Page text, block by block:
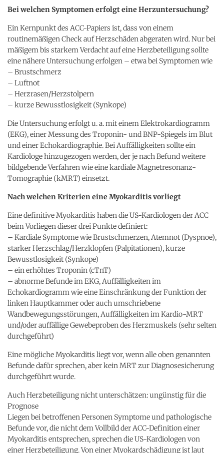
Bei welchen Symptomen erfolgt eine Herzuntersuchung?
Ein Kernpunkt des ACC-Papiers ist, dass von einem
routinemäßigen Check auf Herzschäden abgeraten wird. Nur bei
mäßigem bis starkem Verdacht auf eine Herzbeteiligung sollte
eine nähere Untersuchung erfolgen – etwa bei Symptomen wie
– Brustschmerz
– Luftnot
– Herzrasen/Herzstolpern
– kurze Bewusstlosigkeit (Synkope)
Die Untersuchung erfolgt u. a. mit einem Elektrokardiogramm
(EKG), einer Messung des Troponin- und BNP-Spiegels im Blut
und einer Echokardiographie. Bei Auffälligkeiten sollte ein
Kardiologe hinzugezogen werden, der je nach Befund weitere
bildgebende Verfahren wie eine kardiale Magnetresonanz-
Tomographie (kMRT) einsetzt.
Nach welchen Kriterien eine Myokarditis vorliegt
Eine definitive Myokarditis haben die US-Kardiologen der ACC
beim Vorliegen dieser drei Punkte definiert:
– Kardiale Symptome wie Brustschmerzen, Atemnot (Dyspnoe),
starker Herzschlag/Herzklopfen (Palpitationen), kurze
Bewusstlosigkeit (Synkope)
– ein erhöhtes Troponin (cTnT)
– abnorme Befunde im EKG, Auffälligkeiten im
Echokardiogramm wie eine Einschränkung der Funktion der
linken Hauptkammer oder auch umschriebene
Wandbewegungsstörungen, Auffälligkeiten im Kardio-MRT
und/oder auffällige Gewebeproben des Herzmuskels (sehr selten
durchgeführt)
Eine mögliche Myokarditis liegt vor, wenn alle oben genannten
Befunde dafür sprechen, aber kein MRT zur Diagnosesicherung
durchgeführt wurde.
Auch Herzbeteiligung nicht unterschätzen: ungünstig für die
Prognose
Liegen bei betroffenen Personen Symptome und pathologische
Befunde vor, die nicht dem Vollbild der ACC-Definition einer
Myokarditis entsprechen, sprechen die US-Kardiologen von
einer Herzbeteiligung. Von einer Myokardschädigung ist laut